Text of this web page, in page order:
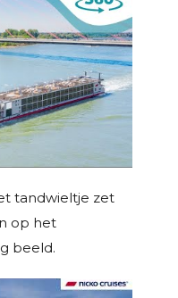
tandwieltje zet
op het
beeld.